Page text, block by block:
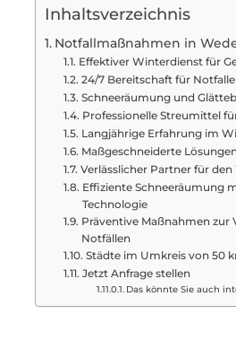
Inhaltsverzeichnis
Notfallmaßnahmen in
Effektiver Winterdienst für
24/7 Bereitschaft für
Schneeräumung und
Professionelle Streumittel
Langjährige Erfahrung im
Maßgeschneiderte
Verlässlicher Partner für
Effiziente Schneeräumung
Technologie
Präventive Maßnahmen zur
Notfällen
Städte im Umkreis von 50
Jetzt Anfrage stellen
Das könnte Sie auch